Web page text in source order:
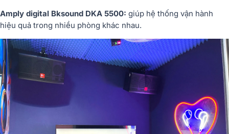
Amply digital Bksound DKA 5500: giúp hệ thống vận hành
hiệu quả trong nhiều phòng khác nhau.